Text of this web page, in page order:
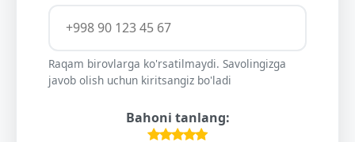
Raqam birovlarga ko'rsatilmaydi. Savolingizga
javob olish uchun kiritsangiz bo'ladi
Bahoni tanlang: